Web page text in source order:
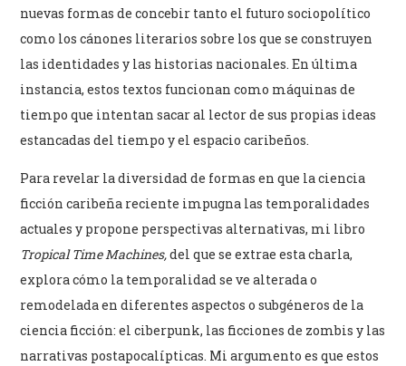
nuevas formas de concebir tanto el futuro sociopolítico
como los cánones literarios sobre los que se construyen
las identidades y las historias nacionales. En última
instancia, estos textos funcionan como máquinas de
tiempo que intentan sacar al lector de sus propias ideas
estancadas del tiempo y el espacio caribeños.
Para revelar la diversidad de formas en que la ciencia
ficción caribeña reciente impugna las temporalidades
actuales y propone perspectivas alternativas, mi libro
Tropical Time Machines,del que se extrae esta charla,
explora cómo la temporalidad se ve alterada o
remodelada en diferentes aspectos o subgéneros de la
ciencia ficción: el ciberpunk, las ficciones de zombis y las
narrativas postapocalípticas. Mi argumento es que estos